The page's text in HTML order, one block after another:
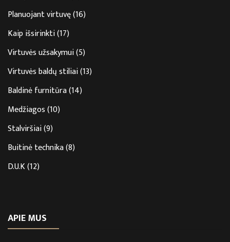
Planuojant virtuvę(16)
Kaip išsirinkti(17)
Virtuvės užsakymui(5)
Virtuvės baldų stiliai(13)
Baldinė furnitūra(14)
Medžiagos(10)
Stalviršiai(9)
Buitinė technika(8)
D.U.K(12)
APIE MUS